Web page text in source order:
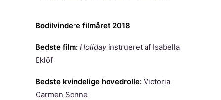
Bodilvindere filmåret 2018
Bedste film: Holiday instrueret af Isabella
Eklöf
Bedste kvindelige hovedrolle: Victoria
Carmen Sonne